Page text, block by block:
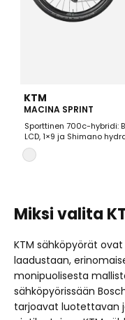
KTM
MACINA SPRINT
Sporttinen 700c-hybridi:
LCD, 1×9 ja Shimano
Miksi valita
KTM sähköpyörät
laadustaan,
monipuolisesta
sähköpyörissään
tarjoavat luotettavan